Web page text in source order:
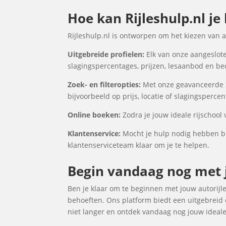
Hoe kan Rijleshulp.nl
Rijleshulp.nl is ontworpen om het kiezen van
Uitgebreide profielen: Elk van onze
slagingspercentages, prijzen, lesaanbod en
Zoek- en filteropties: Met onze
bijvoorbeeld op prijs, locatie of
Online boeken: Zodra je jouw ideale rijschool
Klantenservice: Mocht je hulp nodig hebben
klantenserviceteam klaar om je te helpen.
Begin vandaag nog
Ben je klaar om te beginnen met jouw
behoeften. Ons platform biedt een
niet langer en ontdek vandaag nog jouw